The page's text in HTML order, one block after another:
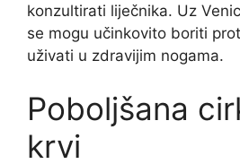
konzultirati liječnika. Uz
se mogu učinkovito boriti
uživati ​​u zdravijim nogama.
Poboljšana
krvi